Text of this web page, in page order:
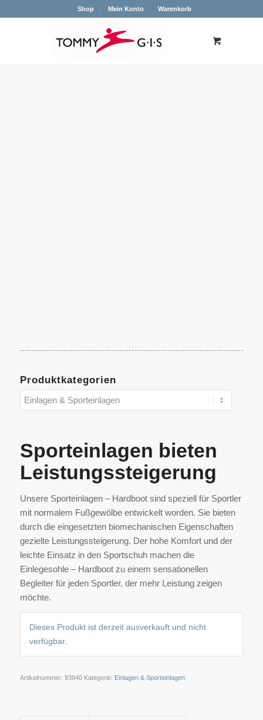
Shop Mein Konto Warenkorb
Produktkategorien
Sporteinlagen bieten
Leistungssteigerung
Unsere Sporteinlagen – Hardboot sind speziell für Sportler
mit normalem Fußgewölbe entwickelt worden. Sie bieten
durch die eingesetzten biomechanischen Eigenschaften
gezielte Leistungssteigerung. Der hohe Komfort und der
leichte Einsatz in den Sportschuh machen die
Einlegesohle – Hardboot zu einem sensationellen
Begleiter für jeden Sportler, der mehr Leistung zeigen
möchte.
Dieses Produkt ist derzeit ausverkauft und nicht
verfügbar.
Artikelnummer: 93840 Kategorie: Einlagen & Sporteinlagen